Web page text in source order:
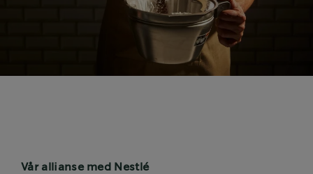
Vår allianse med Nestlé